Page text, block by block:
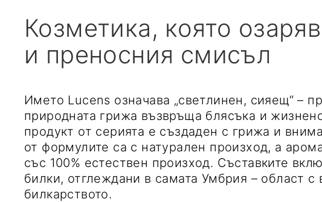
Козметика, която
и преносния смисъл
Името Lucens означава „светлинен, сияещ“ –
природната грижа възвръща блясъка и
продукт от серията е създаден с грижа и
от формулите са с натурален произход, а
със 100% естествен произход. Съставките
билки, отглеждани в самата Умбрия – област с
билкарството.